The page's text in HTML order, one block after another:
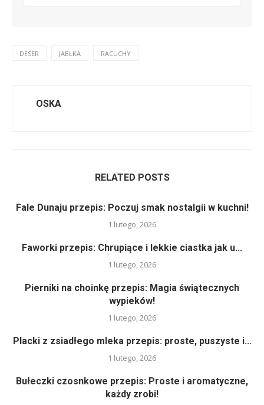
DESER JABŁKA RACUCHY
OSKA
RELATED POSTS
Fale Dunaju przepis: Poczuj smak nostalgii w kuchni!
1 lutego, 2026
Faworki przepis: Chrupiące i lekkie ciastka jak u...
1 lutego, 2026
Pierniki na choinkę przepis: Magia świątecznych
wypieków!
1 lutego, 2026
Placki z zsiadłego mleka przepis: proste, puszyste i...
1 lutego, 2026
Bułeczki czosnkowe przepis: Proste i aromatyczne,
każdy zrobi!